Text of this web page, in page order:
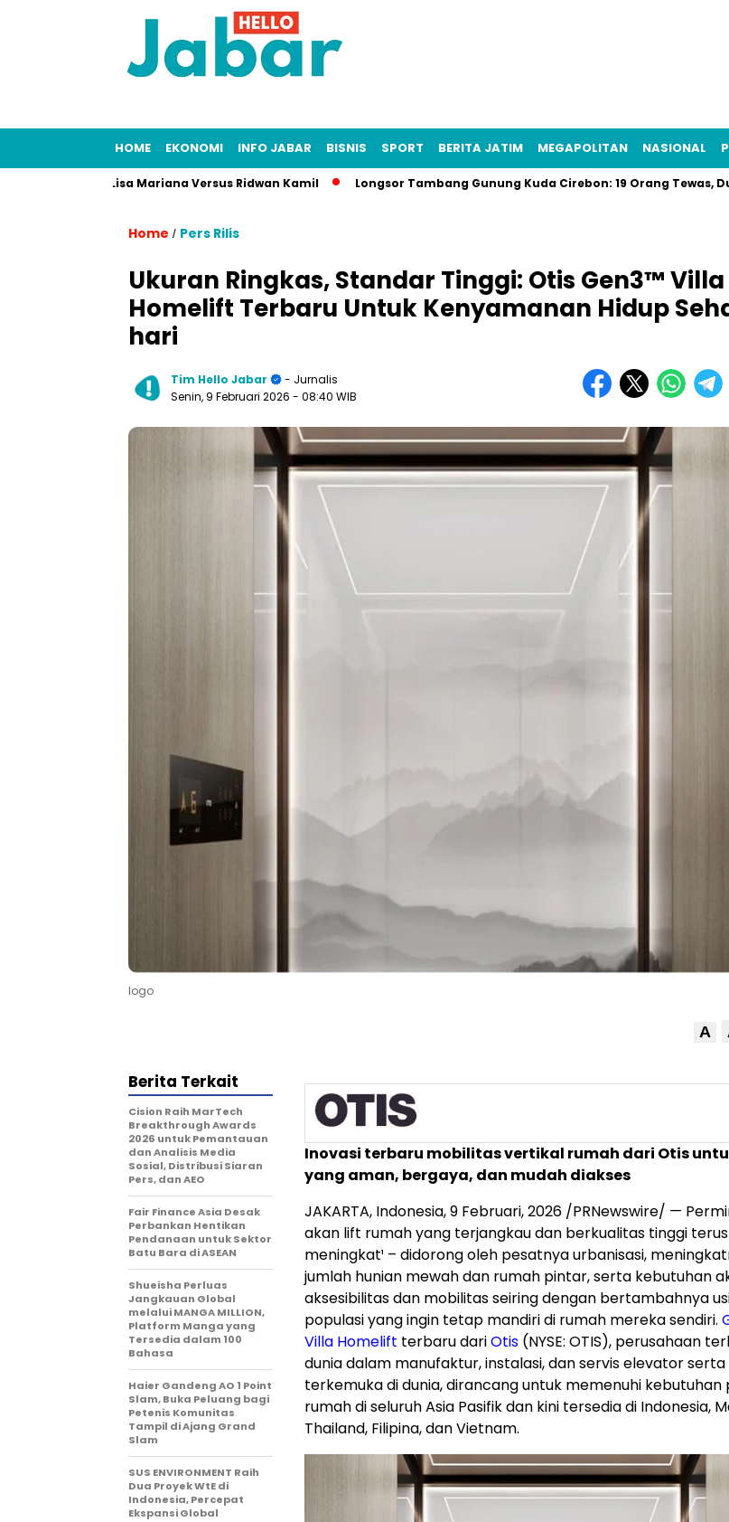
HOME EKONOMI INFO JABAR BISNIS SPORT BERITA JATIM MEGAPOLITAN NASIONAL
Fitnah Lisa Mariana Versus Ridwan Kamil Longsor Tambang Gunung Kuda Cirebon: 19 Orang Tewas, Dua
Home / Pers Rilis
Ukuran Ringkas, Standar Tinggi: Otis Gen3™ Villa
Homelift Terbaru Untuk Kenyamanan Hidup
hari
Tim Hello Jabar
- Jurnalis
Senin, 9 Februari 2026 - 08:40 WIB
logo
A
Inovasi terbaru mobilitas vertikal rumah dari Otis
yang aman, bergaya, dan mudah diakses
JAKARTA, Indonesia,9 Februari, 2026 /PRNewswire/ —
akan lift rumah yang terjangkau dan berkualitas tinggi terus
meningkat¹ – didorong oleh pesatnya urbanisasi,
jumlah hunian mewah dan rumah pintar, serta kebutuhan
aksesibilitas dan mobilitas seiring dengan bertambahnya
populasi yang ingin tetap mandiri di rumah mereka sendiri.
Villa Homelift terbaru dariOtis (NYSE: OTIS), perusahaan
duniadalam manufaktur, instalasi, dan servis elevator
terkemuka di dunia, dirancang untuk memenuhi kebutuhan
rumah di seluruh Asia Pasifik dan kini tersedia di Indonesia,
Thailand, Filipina, dan Vietnam.
Berita Terkait
Cision Raih MarTech
Breakthrough Awards
2026 untuk Pemantauan
dan Analisis Media
Sosial, Distribusi Siaran
Pers, dan AEO
Fair Finance Asia Desak
Perbankan Hentikan
Pendanaan untuk Sektor
Batu Bara di ASEAN
Shueisha Perluas
Jangkauan Global
melalui MANGA MILLION,
Platform Manga yang
Tersedia dalam 100
Bahasa
Haier Gandeng AO 1 Point
Slam, Buka Peluang bagi
Petenis Komunitas
Tampil di Ajang Grand
Slam
SUS ENVIRONMENT Raih
Dua Proyek WtE di
Indonesia, Percepat
Ekspansi Global